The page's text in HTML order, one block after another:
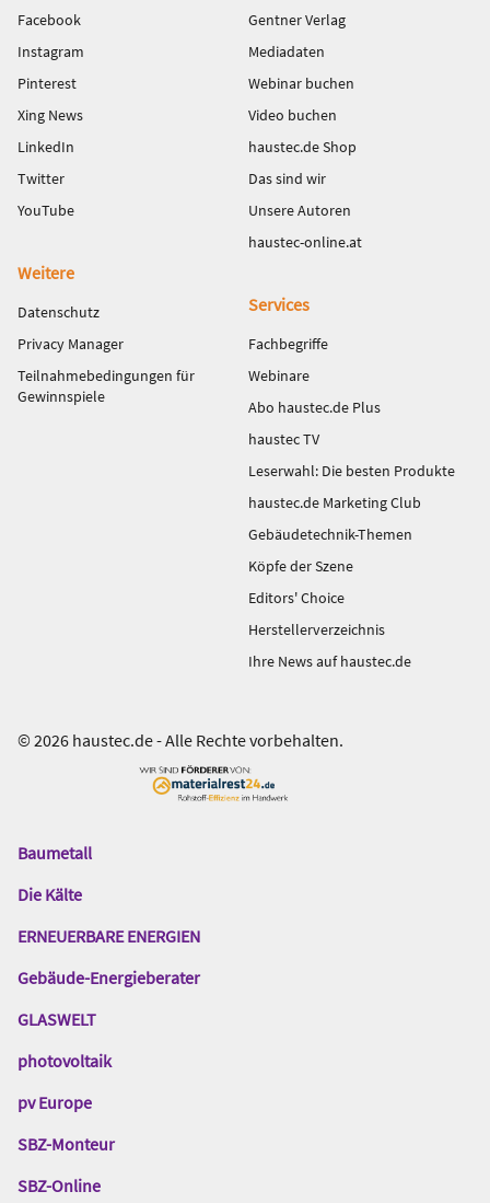
Facebook
Instagram
Pinterest
Xing News
LinkedIn
Twitter
YouTube
Gentner Verlag
Mediadaten
Webinar buchen
Video buchen
haustec.de Shop
Das sind wir
Unsere Autoren
haustec-online.at
Weitere
Datenschutz
Privacy Manager
Teilnahmebedingungen für
Gewinnspiele
Services
Fachbegriffe
Webinare
Abo haustec.de Plus
haustec TV
Leserwahl: Die besten Produkte
haustec.de Marketing Club
Gebäudetechnik-Themen
Köpfe der Szene
Editors' Choice
Herstellerverzeichnis
Ihre News auf haustec.de
© 2026 haustec.de - Alle Rechte vorbehalten.
Das
Gentner
Baumetall
Die Kälte
ERNEUERBARE ENERGIEN
Gebäude-Energieberater
GLASWELT
photovoltaik
pv Europe
SBZ-Monteur
SBZ-Online